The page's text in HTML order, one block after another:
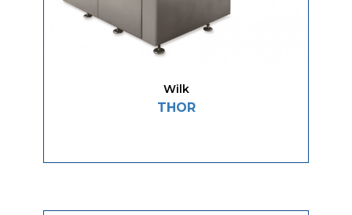
Wilk
THOR